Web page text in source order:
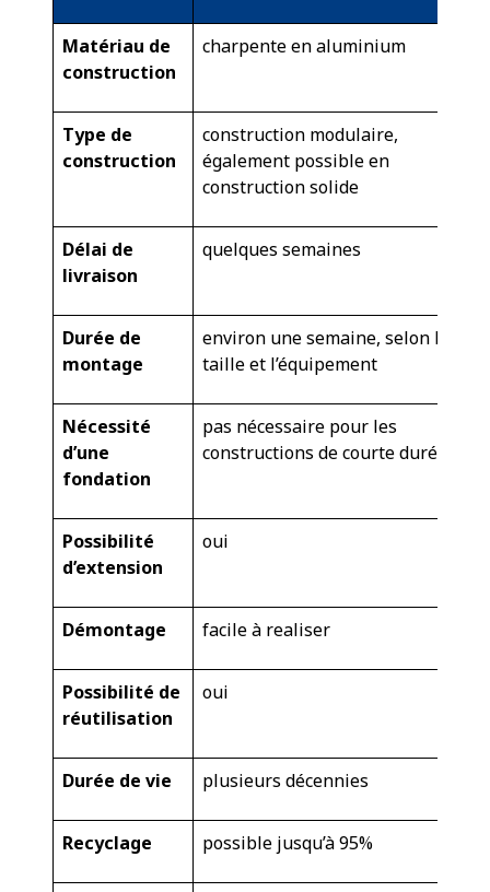
Matériau de
construction
charpente en aluminium
Type de
construction
construction modulaire,
également possible en
construction solide
Délai de
livraison
quelques semaines
Durée de
montage
environ une semaine, selon la
taille et l’équipement
Nécessité
d’une
fondation
pas nécessaire pour les
constructions de courte durée
Possibilité
d’extension
oui
Démontage facile à realiser
Possibilité de
réutilisation
oui
Durée de vie plusieurs décennies
Recyclage possible jusqu’à 95%